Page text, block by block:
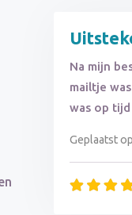
Na mijn
mailtje
was op
Geplaatst